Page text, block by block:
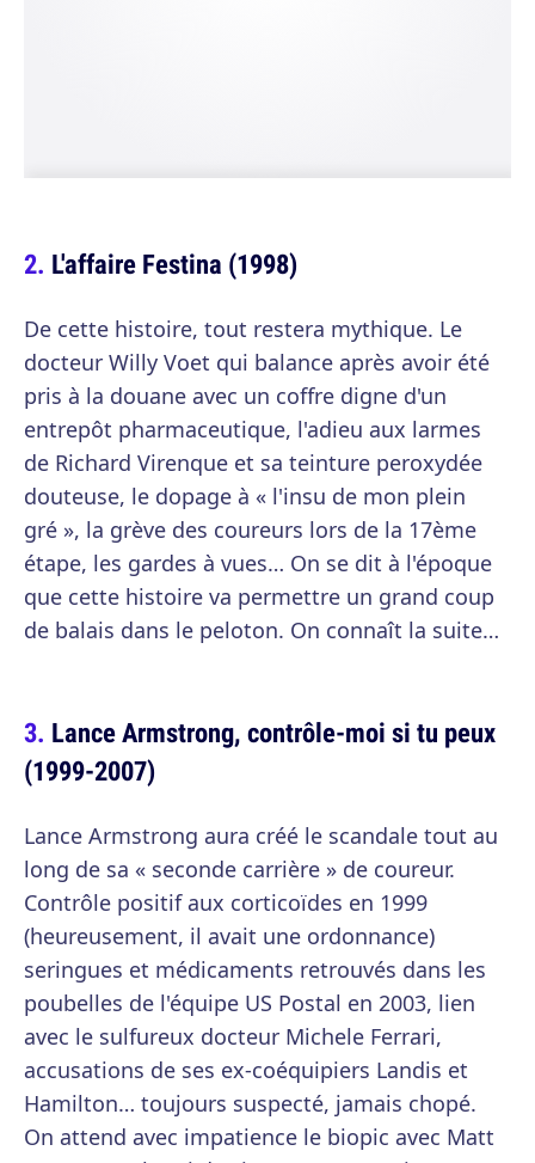
L'affaire Festina (1998)
De cette histoire, tout restera mythique. Le
docteur Willy Voet qui balance après avoir été
pris à la douane avec un coffre digne d'un
entrepôt pharmaceutique, l'adieu aux larmes
de Richard Virenque et sa teinture peroxydée
douteuse, le dopage à « l'insu de mon plein
gré », la grève des coureurs lors de la 17ème
étape, les gardes à vues… On se dit à l'époque
que cette histoire va permettre un grand coup
de balais dans le peloton. On connaît la suite…
Lance Armstrong, contrôle-moi si tu peux
(1999-2007)
Lance Armstrong aura créé le scandale tout au
long de sa « seconde carrière » de coureur.
Contrôle positif aux corticoïdes en 1999
(heureusement, il avait une ordonnance)
seringues et médicaments retrouvés dans les
poubelles de l'équipe US Postal en 2003, lien
avec le sulfureux docteur Michele Ferrari,
accusations de ses ex-coéquipiers Landis et
Hamilton… toujours suspecté, jamais chopé.
On attend avec impatience le biopic avec Matt